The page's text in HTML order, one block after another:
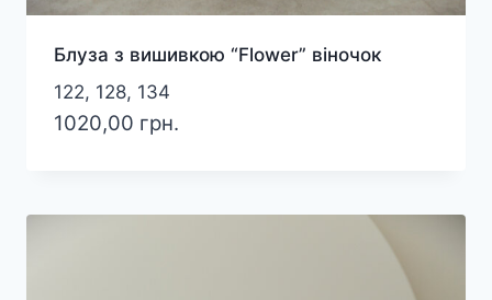
Блуза з вишивкою “Flower” віночок
122, 128, 134
1020,00 грн.